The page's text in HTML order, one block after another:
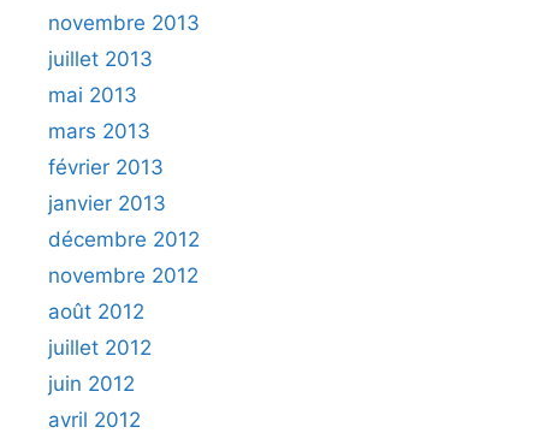
novembre 2013
juillet 2013
mai 2013
mars 2013
février 2013
janvier 2013
décembre 2012
novembre 2012
août 2012
juillet 2012
juin 2012
avril 2012